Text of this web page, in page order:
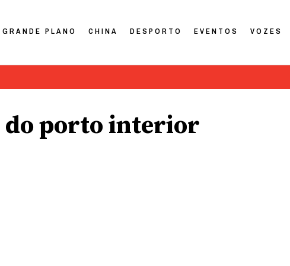
GRANDE PLANO CHINA DESPORTO EVENTOS VOZES
porto interior